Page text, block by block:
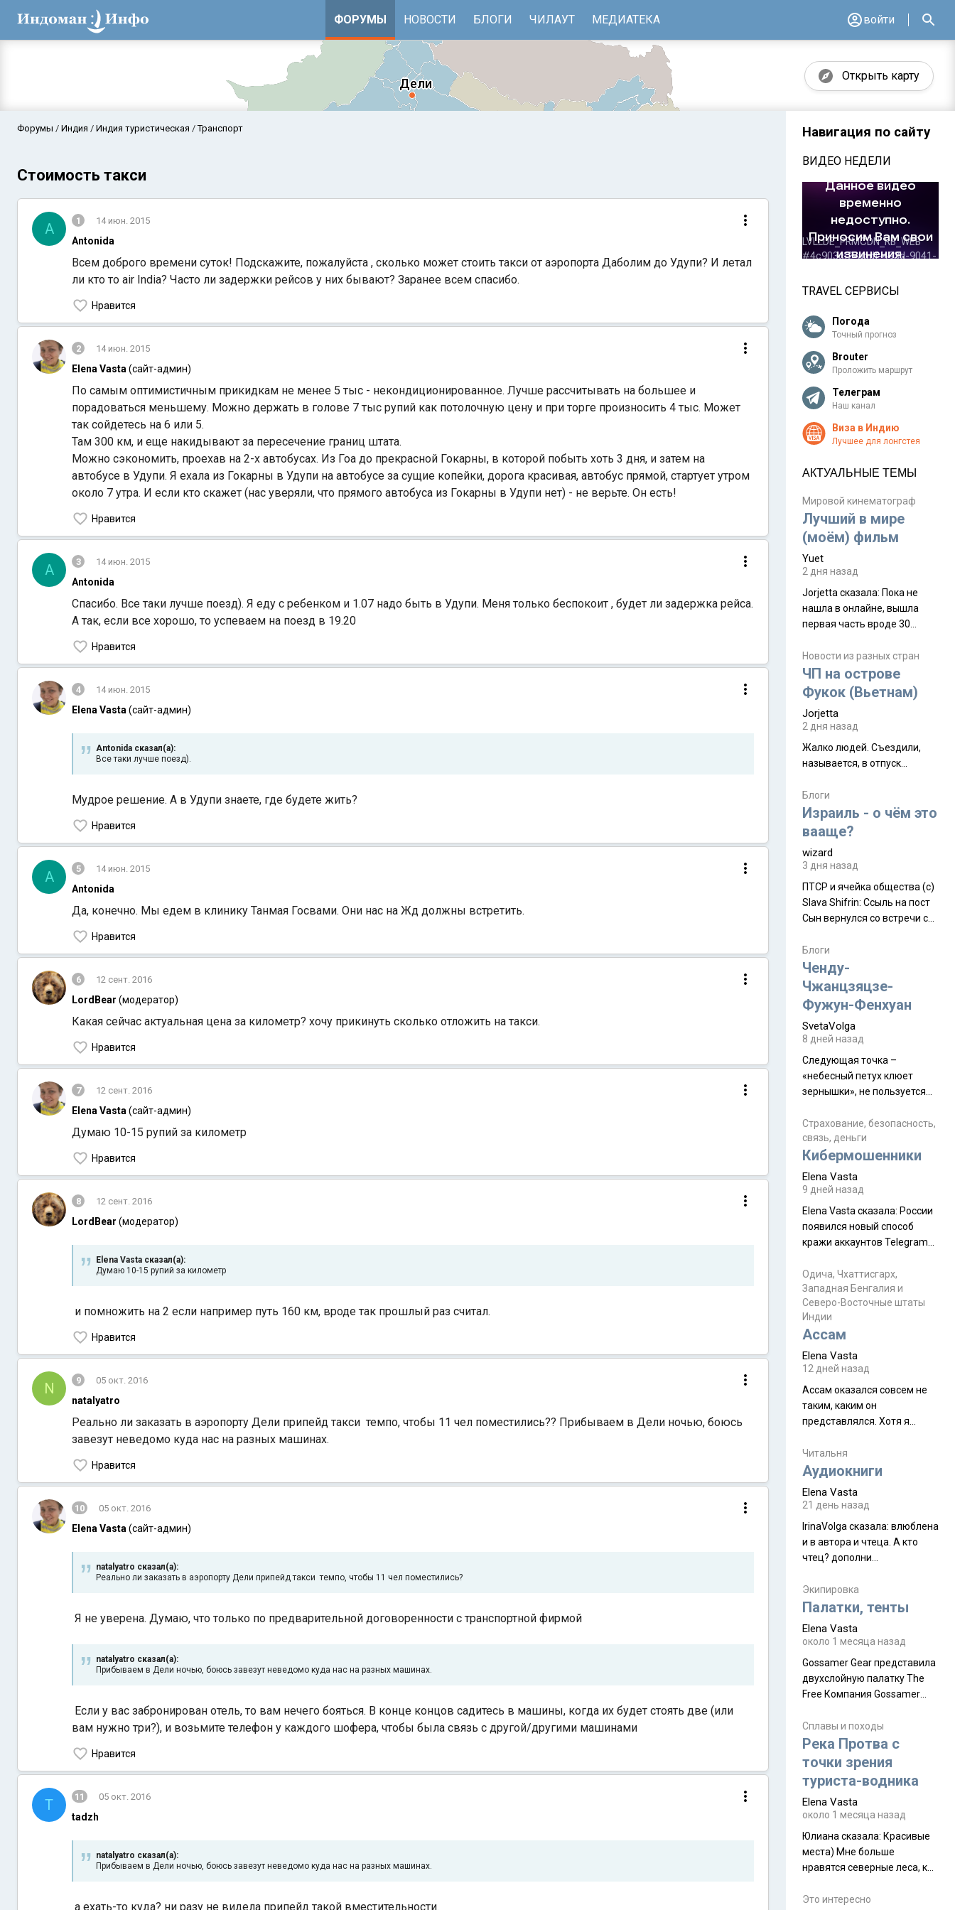
ФОРУМЫ НОВОСТИ БЛОГИ ЧИЛАУТ МЕДИАТЕКА войти
Открыть карту
Аравийское море Бенгальский залив
Форумы Индия Индия туристическая Транспорт
Стоимость такси
A 1 14 июн. 2015
Antonida
Всем доброго времени суток! Подскажите, пожалуйста , сколько может стоить такси от аэропорта Даболим до Удупи? И летал
ли кто то air India? Часто ли задержки рейсов у них бывают? Заранее всем спасибо.
Нравится
2 14 июн. 2015
Elena Vasta (сайт-админ)
По самым оптимистичным прикидкам не менее 5 тыс - некондиционированное. Лучше рассчитывать на большее и
порадоваться меньшему. Можно держать в голове 7 тыс рупий как потолочную цену и при торге произносить 4 тыс. Может
так сойдетесь на 6 или 5.
Там 300 км, и еще накидывают за пересечение границ штата.
Можно сэкономить, проехав на 2-х автобусах. Из Гоа до прекрасной Гокарны, в которой побыть хоть 3 дня, и затем на
автобусе в Удупи. Я ехала из Гокарны в Удупи на автобусе за сущие копейки, дорога красивая, автобус прямой, стартует утром
около 7 утра. И если кто скажет (нас уверяли, что прямого автобуса из Гокарны в Удупи нет) - не верьте. Он есть!
Нравится
A 3 14 июн. 2015
Antonida
Спасибо. Все таки лучше поезд). Я еду с ребенком и 1.07 надо быть в Удупи. Меня только беспокоит , будет ли задержка рейса.
А так, если все хорошо, то успеваем на поезд в 19.20
Нравится
4 14 июн. 2015
Elena Vasta (сайт-админ)
Antonida сказал(а):
Все таки лучше поезд).
Мудрое решение. А в Удупи знаете, где будете жить?
Нравится
A 5 14 июн. 2015
Antonida
Да, конечно. Мы едем в клинику Танмая Госвами. Они нас на Жд должны встретить.
Нравится
6 12 сент. 2016
LordBear (модератор)
Какая сейчас актуальная цена за километр? хочу прикинуть сколько отложить на такси.
Нравится
7 12 сент. 2016
Elena Vasta (сайт-админ)
Думаю 10-15 рупий за километр
Нравится
8 12 сент. 2016
LordBear (модератор)
Elena Vasta сказал(а):
Думаю 10-15 рупий за километр
и помножить на 2 если например путь 160 км, вроде так прошлый раз считал.
Нравится
N 9 05 окт. 2016
natalyatro
Реально ли заказать в аэропорту Дели припейд такси темпо, чтобы 11 чел поместились?? Прибываем в Дели ночью, боюсь
завезут неведомо куда нас на разных машинах.
Нравится
10 05 окт. 2016
Elena Vasta (сайт-админ)
natalyatro сказал(а):
Реально ли заказать в аэропорту Дели припейд такси темпо, чтобы 11 чел поместились?
Я не уверена. Думаю, что только по предварительной договоренности с транспортной фирмой
natalyatro сказал(а):
Прибываем в Дели ночью, боюсь завезут неведомо куда нас на разных машинах.
Если у вас забронирован отель, то вам нечего бояться. В конце концов садитесь в машины, когда их будет стоять две (или
вам нужно три?), и возьмите телефон у каждого шофера, чтобы была связь с другой/другими машинами
Нравится
T 11 05 окт. 2016
tadzh
natalyatro сказал(а):
Прибываем в Дели ночью, боюсь завезут неведомо куда нас на разных машинах.
а ехать-то куда? ни разу не видела припейд такой вместительности.
Навигация по сайту
ВИДЕО НЕДЕЛИ
TRAVEL СЕРВИСЫ
Погода
Точный прогноз
Brouter
Проложить маршрут
Телеграм
Наш канал
Виза в Индию
Лучшее для лонгстея
АКТУАЛЬНЫЕ ТЕМЫ
Мировой кинематограф
Лучший в мире
(моём) фильм
Yuet
2 дня назад
Jorjetta сказалa: Пока не
нашла в онлайне, вышла
первая часть вроде 30
Дивали 8 ноября.
Новости из разных стран
ЧП на острове
Фукок (Вьетнам)
Jorjetta
2 дня назад
Жалко людей. Съездили,
называется, в отпуск...
Блоги
Израиль - о чём это
вааще?
wizard
3 дня назад
ПТСР и ячейка общества (с)
Slava Shifrin: Ссыль на пост
Сын вернулся со встречи с
уже, как демобилизовались,
а продолжают встречаться
почти каждую неделю) и с
порога сообщил: "Эйтан
разводится!" Эйтан -
мальчик из религиозной
семьи, из тех, кого называют
"вязаные кипы". С 2022-го
Блоги
Ченду-
Чжанцзяцзе-
Фужун-Фенхуан
SvetaVolga
8 дней назад
Следующая точка –
«небесный петух клюет
зернышки», не пользуется
заслужено, и чтобы попасть
на начало тропы показали
водителю карту, иначе
Пошли туда, потому что я
отзывов. По мне – сплошная
физуха, долгий спуск, потом
подъем по этому же пути.
Пока
Страхование, безопасность,
связь, деньги
Кибермошенники
Elena Vasta
9 дней назад
Elena Vasta сказалa: России
появился новый способ
кражи аккаунтов Telegram
Прочитайте! У моих двух
знакомых вот так увели
аккаунты
Одича, Чхаттисгарх,
Западная Бенгалия и
Северо-Восточные штаты
Индии
Ассам
Elena Vasta
12 дней назад
Ассам оказался совсем не
таким, каким он
представлялся. Хотя я
краешек, но все же схватила
ауру штата, как-то он меня
природа, мягкие
такая как бы переходная
ступень между привычной
нам Индией и остальными
надеюсь увидеть.
Читальня
Аудиокниги
Elena Vasta
21 день назад
IrinaVolga сказалa: влюблена
и в автора и чтеца. А кто
чтец? дополни
Экипировка
Палатки, тенты
Elena Vasta
около 1 месяца назад
Gossamer Gear представила
двухслойную палатку The
Free Компания Gossamer
туристическую палатку The
Free, которая стала первой
ультралегкой моделью в
ассортименте
производителя. Новинка
получила двухслойную
конструкцию с отдельным
внешним тентом и сетчатой
внутренней палаткой, а ее
комплектации составляет
Сплавы и походы
Река Протва с
точки зрения
туриста-водника
Elena Vasta
около 1 месяца назад
Юлиана сказалa: Красивые
места) Мне больше
нравятся северные леса, как
южной тайги
Это интересно